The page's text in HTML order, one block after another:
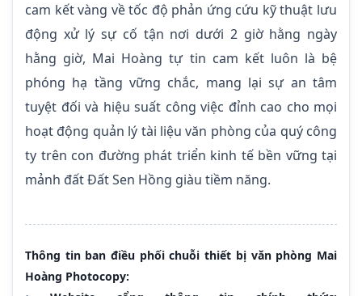
cam kết vàng về tốc độ phản ứng cứu kỹ thuật lưu
động xử lý sự cố tận nơi dưới 2 giờ hằng ngày
hằng giờ, Mai Hoàng tự tin cam kết luôn là bệ
phóng hạ tầng vững chắc, mang lại sự an tâm
tuyệt đối và hiệu suất công việc đỉnh cao cho mọi
hoạt động quản lý tài liệu văn phòng của quý công
ty trên con đường phát triển kinh tế bền vững tại
mảnh đất Đất Sen Hồng giàu tiềm năng.
Thông tin ban điều phối chuỗi thiết bị văn phòng Mai
Hoàng Photocopy: